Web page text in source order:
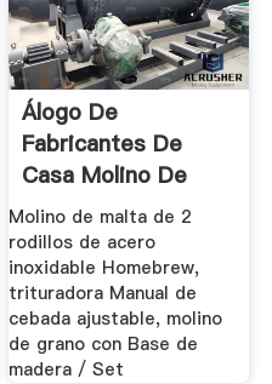
Álogo De
Fabricantes De
Casa Molino De
Grano De Alta ...
Molino de malta de 2
rodillos de acero
inoxidable Homebrew,
trituradora Manual de
cebada ajustable, molino
de grano con Base de
madera / Set